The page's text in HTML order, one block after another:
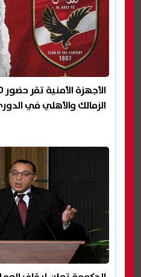
الزمالك والأهلي في